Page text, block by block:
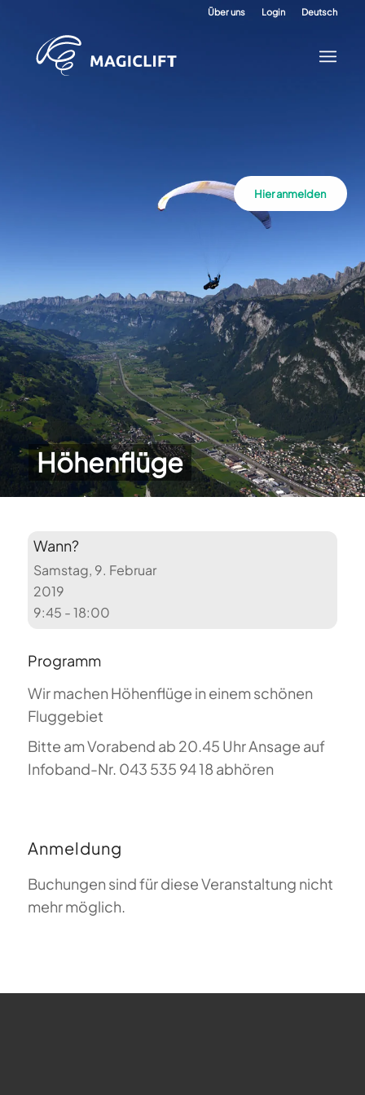
Über uns Login Deutsch
Höhenflüge
Hier anmelden
Wann?
Samstag, 9. Februar
2019
9:45 - 18:00
Programm
Wir machen Höhenflüge in einem schönen
Fluggebiet
Bitte am Vorabend ab 20.45 Uhr Ansage auf
Infoband-Nr. 043 535 94 18 abhören
Anmeldung
Buchungen sind für diese Veranstaltung nicht
mehr möglich.